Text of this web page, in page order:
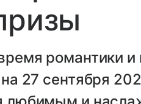
романтики
27 сентября